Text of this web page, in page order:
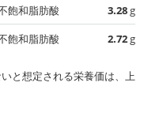
飽和脂肪酸
3.28g
飽和脂肪酸
2.72g
と想定される栄養価は、上